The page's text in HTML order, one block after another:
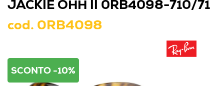
JACKIE OHH II 0RB4098-710/71
cod. 0RB4098
SCONTO -10%